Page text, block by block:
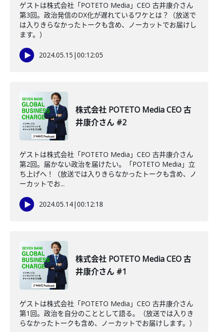
ゲストは株式会社「POTETO Media」CEO 古井康介さん
第3回。政治発信のDX化が遅れているワケとは？（放送で
は入りきらなかったトークも含め、ノーカットでお届けし
ます。）
2024.05.15 |00:12:05
株式会社 POTETO Media CEO 古
井康介さん #2
ゲストは株式会社「POTETO Media」CEO 古井康介さん
第2回。届かない政治を届けたい。「POTETO Media」立
ち上げへ！（放送では入りきらなかったトークも含め、ノ
ーカットでお...
2024.05.14|00:12:18
株式会社 POTETO Media CEO 古
井康介さん #1
ゲストは株式会社「POTETO Media」CEO 古井康介さん
第1回。政治を自分のこととして語る。（放送では入りき
らなかったトークも含め、ノーカットでお届けします。）